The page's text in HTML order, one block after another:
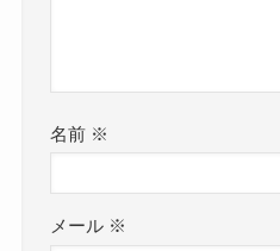
名前 ※
メール ※